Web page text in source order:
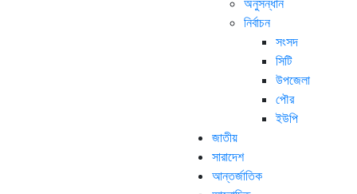
নির্বাচন
সংসদ
সিটি
উপজেলা
পৌর
ইউপি
জাতীয়
সারাদেশ
আন্তর্জাতিক